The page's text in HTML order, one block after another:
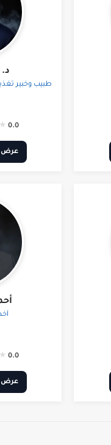
د.
طبيب وخبير
0.0
★
عرض
0.0
★
عرض